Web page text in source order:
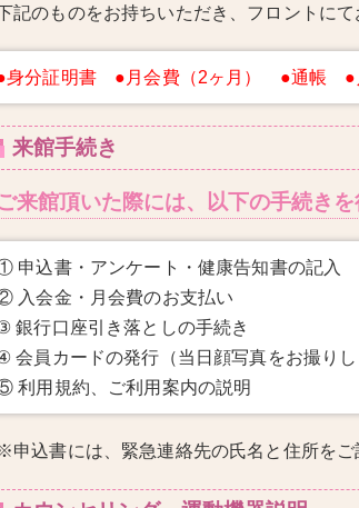
記のものをお持ちいただき、フロントにて
身分証明書 ●月会費（2ヶ月） ●通帳 ●
来館手続き
来館頂いた際には、以下の手続き
申込書・アンケート・健康告知書の記入
入会金・月会費のお支払い
銀行口座引き落としの手続き
会員カードの発行（当日顔写真をお撮り
利用規約、ご利用案内の説明
申込書には、緊急連絡先の氏名と住所を